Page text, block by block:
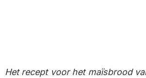
Het recept voor het maïsbrood